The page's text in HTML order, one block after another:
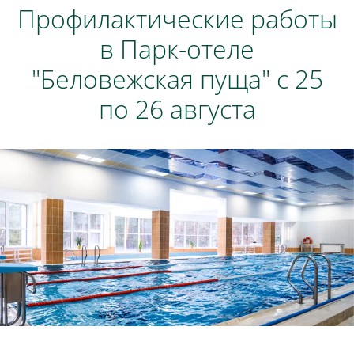
Профилактические работы
в Парк-отеле
"Беловежская пуща" с 25
по 26 августа